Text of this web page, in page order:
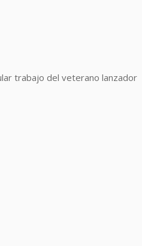
trabajo del veterano lanzador